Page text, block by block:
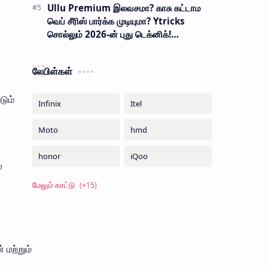
மற்றும்
Ullu Premium இலவசமா? காசு கட்டாம
வெப் சீரிஸ் பார்க்க முடியுமா? Ytricks
சொல்லும் 2026-ன் புது டெக்னிக்!
லேபிள்கள்